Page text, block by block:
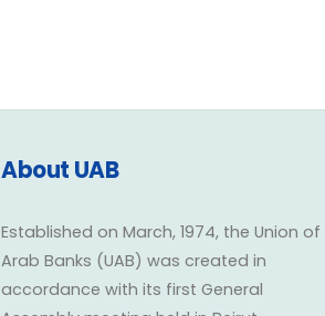
About UAB
Established on March, 1974, the Union of
Arab Banks (UAB) was created in
accordance with its first General